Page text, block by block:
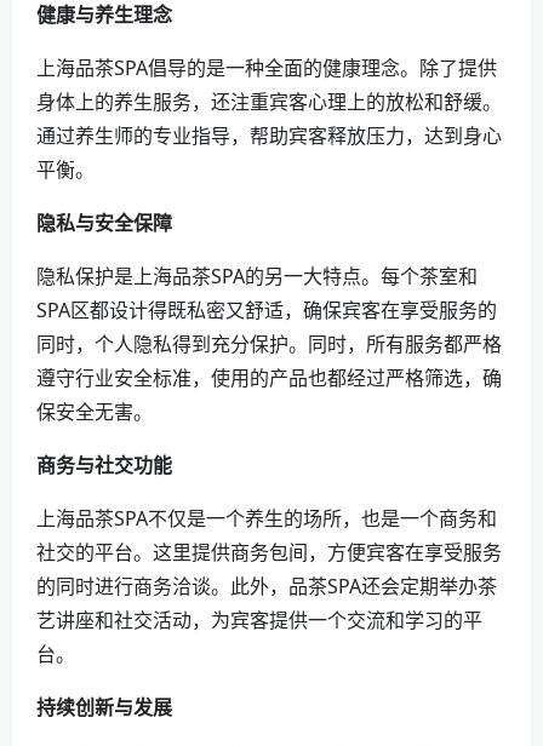
健康与养生理念
上海品茶SPA倡导的是一种全面的健康理念。除了提供
身体上的养生服务，还注重宾客心理上的放松和舒缓。
通过养生师的专业指导，帮助宾客释放压力，达到身心
平衡。
隐私与安全保障
隐私保护是上海品茶SPA的另一大特点。每个茶室和
SPA区都设计得既私密又舒适，确保宾客在享受服务的
同时，个人隐私得到充分保护。同时，所有服务都严格
遵守行业安全标准，使用的产品也都经过严格筛选，确
保安全无害。
商务与社交功能
上海品茶SPA不仅是一个养生的场所，也是一个商务和
社交的平台。这里提供商务包间，方便宾客在享受服务
的同时进行商务洽谈。此外，品茶SPA还会定期举办茶
艺讲座和社交活动，为宾客提供一个交流和学习的平
台。
持续创新与发展